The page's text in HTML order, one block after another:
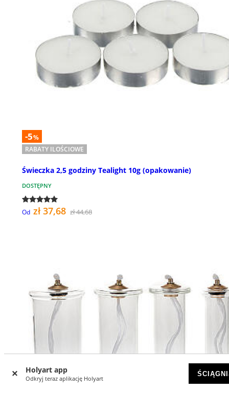
Holyart app
Odkryj teraz aplikację Holyart
-5%
RABATY ILOŚCIOWE
Świeczka 2,5 godziny Tealight 10g (opakowanie)
DOSTĘPNY
Od zł 37,68 zł 44,68